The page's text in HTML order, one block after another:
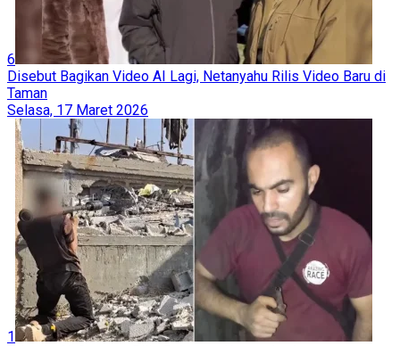
6
Disebut Bagikan Video AI Lagi, Netanyahu Rilis Video Baru di
Taman
Selasa, 17 Maret 2026
1